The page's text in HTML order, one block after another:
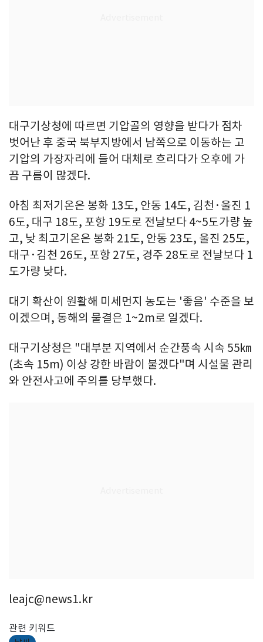
대구기상청에 따르면 기압골의 영향을 받다가 점차
벗어난 후 중국 북부지방에서 남쪽으로 이동하는 고
기압의 가장자리에 들어 대체로 흐리다가 오후에 가
끔 구름이 많겠다.
아침 최저기온은 봉화 13도, 안동 14도, 김천·울진 1
6도, 대구 18도, 포항 19도로 전날보다 4~5도가량 높
고, 낮 최고기온은 봉화 21도, 안동 23도, 울진 25도,
대구·김천 26도, 포항 27도, 경주 28도로 전날보다 1
도가량 낮다.
대기 확산이 원활해 미세먼지 농도는 '좋음' 수준을 보
이겠으며, 동해의 물결은 1~2m로 일겠다.
대구기상청은 "대부분 지역에서 순간풍속 시속 55㎞
(초속 15m) 이상 강한 바람이 불겠다"며 시설물 관리
와 안전사고에 주의를 당부했다.
leajc@news1.kr
관련 키워드